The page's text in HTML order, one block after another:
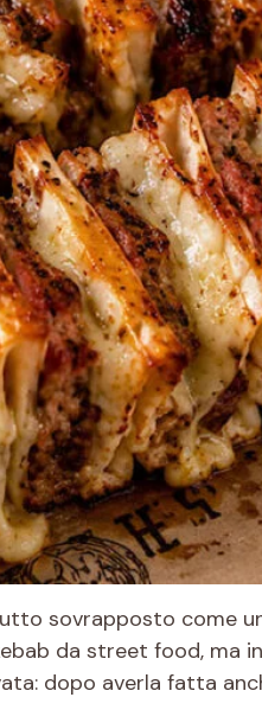
sovrapposto come
da street food, ma
dopo averla fatta